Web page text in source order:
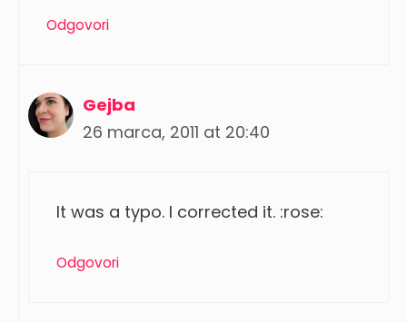
Odgovori
Gejba
26 marca, 2011 at 20:40
It was a typo. I corrected it. :rose:
Odgovori